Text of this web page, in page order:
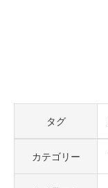
タグ
カテゴリー